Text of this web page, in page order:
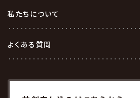
私たちについて
よくある質問